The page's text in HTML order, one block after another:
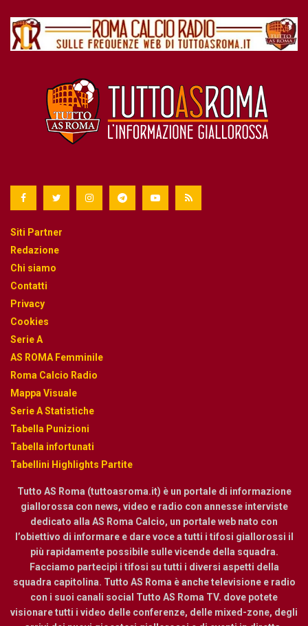
Siti Partner
Redazione
Chi siamo
Contatti
Privacy
Cookies
Serie A
AS ROMA Femminile
Roma Calcio Radio
Mappa Visuale
Serie A Statistiche
Tabella Punizioni
Tabella infortunati
Tabellini Highlights Partite
Tutto AS Roma (tuttoasroma.it) è un portale di informazione
giallorossa con news, video e radio con annesse interviste
dedicato alla AS Roma Calcio, un portale web nato con
l’obiettivo di informare e dare voce a tutti i tifosi giallorossi il
più rapidamente possibile sulle vicende della squadra.
Facciamo partecipi i tifosi su tutti i diversi aspetti della
squadra capitolina. Tutto AS Roma è anche televisione e radio
con i suoi canali social Tutto AS Roma TV. dove potete
visionare tutti i video delle conferenze, delle mixed-zone, degli